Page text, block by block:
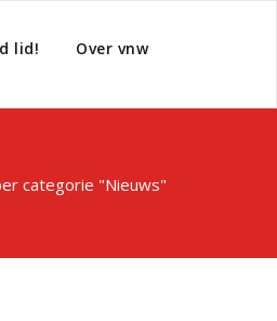
lid! Over vnw
categorie "Nieuws"